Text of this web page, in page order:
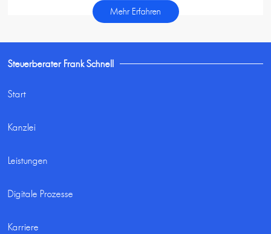
Mehr Erfahren
Steuerberater Frank Schnell
Start
Kanzlei
Leistungen
Digitale Prozesse
Karriere